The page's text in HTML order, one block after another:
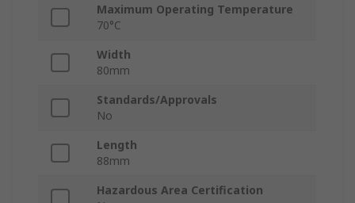
Maximum Operating Temperature
70°C
Width
80mm
Standards/Approvals
No
Length
88mm
Hazardous Area Certification